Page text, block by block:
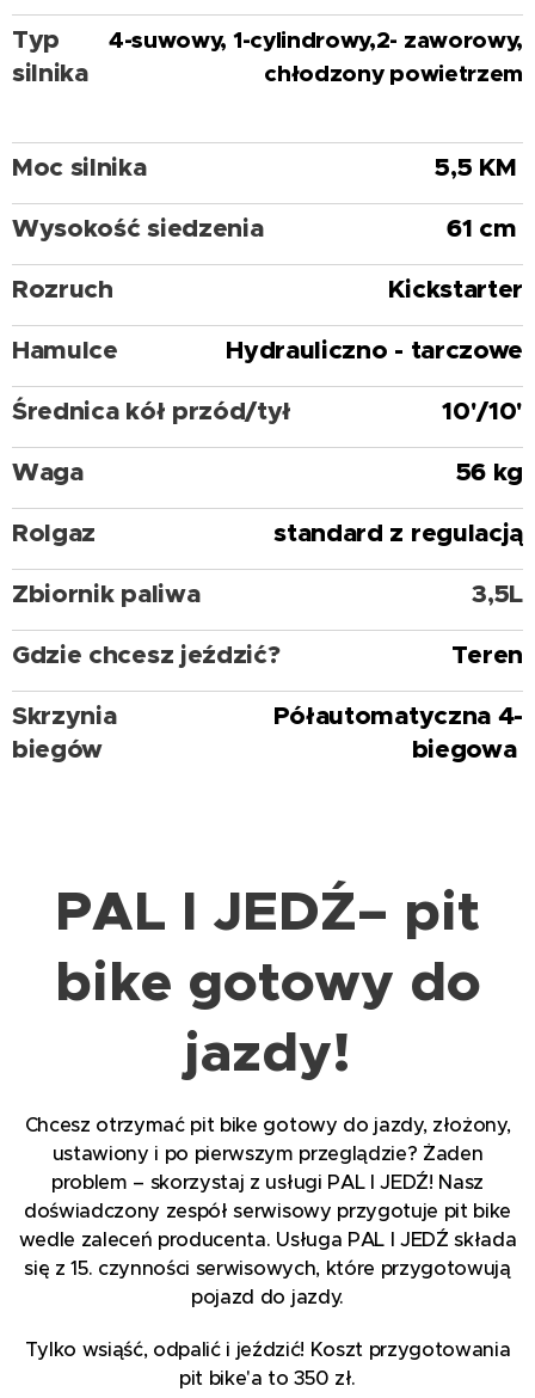
Typ
silnika
4-suwowy, 1-cylindrowy,2- zaworowy,
chłodzony powietrzem
Moc silnika
5,5 KM
Wysokość siedzenia
61 cm
Rozruch
Kickstarter
Hamulce
Hydrauliczno - tarczowe
Średnica kół przód/tył
10'/10'
Waga
56 kg
Rolgaz
standard z regulacją
Zbiornik paliwa
3,5L
Gdzie chcesz jeździć?
Teren
Skrzynia
biegów
Półautomatyczna 4-
biegowa
PAL I JEDŹ– pit
bike gotowy do
jazdy!
Chcesz otrzymać pit bike gotowy do jazdy, złożony,
ustawiony i po pierwszym przeglądzie? Żaden
problem – skorzystaj z usługi PAL I JEDŹ! Nasz
doświadczony zespół serwisowy przygotuje pit bike
wedle zaleceń producenta. Usługa PAL I JEDŹ składa
się z 15. czynności serwisowych, które przygotowują
pojazd do jazdy.
Tylko wsiąść, odpalić i jeździć! Koszt przygotowania
pit bike'a to 350 zł.